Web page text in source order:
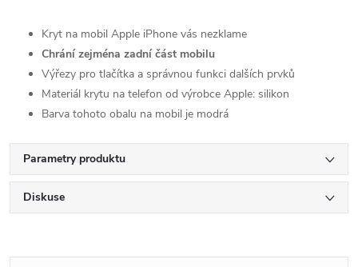
Kryt na mobil Apple iPhone vás nezklame
Chrání zejména zadní část mobilu
Výřezy pro tlačítka a správnou funkci dalších prvků
Materiál krytu na telefon od výrobce Apple: silikon
Barva tohoto obalu na mobil je modrá
Parametry produktu
Diskuse